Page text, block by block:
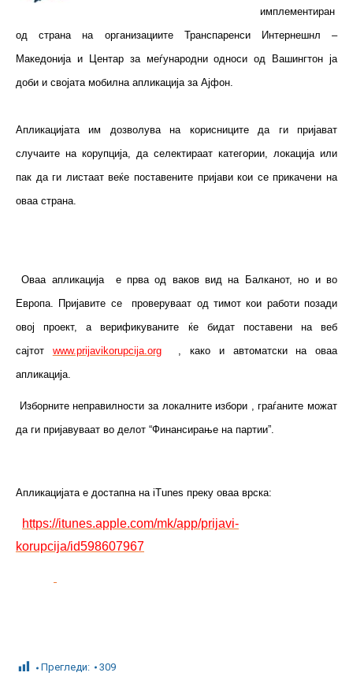
имплементиран
од страна на организациите Транспаренси Интернешнл –
Македонија и Центар за меѓународни односи од Вашингтон ја
доби и својата мобилна апликација за Ајфон.
Апликацијата им дозволува на корисниците да ги пријават
случаите на корупција, да селектираат категории, локација или
пак да ги листаат веќе поставените пријави кои се прикачени на
оваа страна.
Оваа апликација е прва од ваков вид на Балканот, но и во
Европа. Пријавите се проверуваат од тимот кои работи позади
овој проект, а верификуваните ќе бидат поставени на веб
сајтот www.prijavikorupcija.org
, како и автоматски на оваа
апликација.
Изборните неправилности за локалните избори , граѓаните можат
да ги пријавуваат во делот “Финансирање на партии”.
Апликацијата е достапна на iTunes преку оваа врска:
https://itunes.apple.com/mk/app/prijavi-
korupcija/id598607967
Прегледи: 309